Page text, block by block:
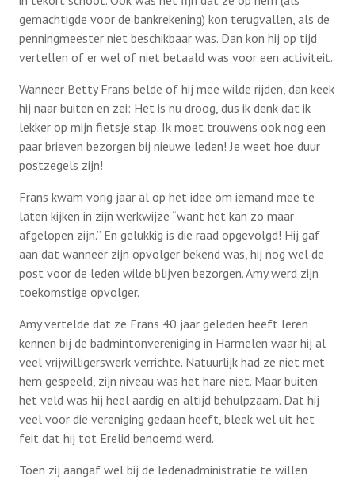
gemachtigde voor de bankrekening) kon terugvallen, als de
penningmeester niet beschikbaar was. Dan kon hij op tijd
vertellen of er wel of niet betaald was voor een activiteit.
Wanneer Betty Frans belde of hij mee wilde rijden, dan keek
hij naar buiten en zei: Het is nu droog, dus ik denk dat ik
lekker op mijn fietsje stap. Ik moet trouwens ook nog een
paar brieven bezorgen bij nieuwe leden! Je weet hoe duur
postzegels zijn!
Frans kwam vorig jaar al op het idee om iemand mee te
laten kijken in zijn werkwijze “want het kan zo maar
afgelopen zijn.” En gelukkig is die raad opgevolgd! Hij gaf
aan dat wanneer zijn opvolger bekend was, hij nog wel de
post voor de leden wilde blijven bezorgen. Amy werd zijn
toekomstige opvolger.
Amy vertelde dat ze Frans 40 jaar geleden heeft leren
kennen bij de badmintonvereniging in Harmelen waar hij al
veel vrijwilligerswerk verrichte. Natuurlijk had ze niet met
hem gespeeld, zijn niveau was het hare niet. Maar buiten
het veld was hij heel aardig en altijd behulpzaam. Dat hij
veel voor die vereniging gedaan heeft, bleek wel uit het
feit dat hij tot Erelid benoemd werd.
Toen zij aangaf wel bij de ledenadministratie te willen